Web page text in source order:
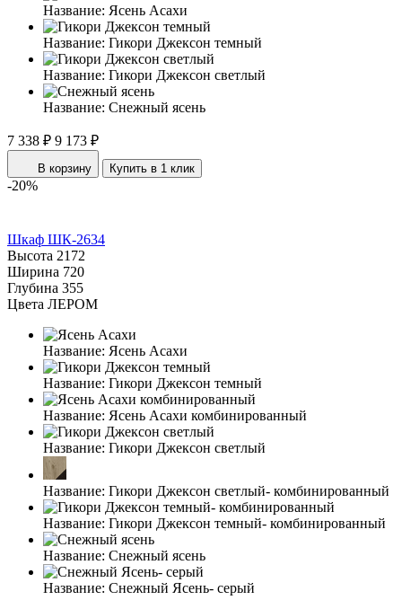
Название: Ясень Асахи
Название: Гикори Джексон темный
Название: Гикори Джексон светлый
Название: Снежный ясень
7 338 ₽ 9 173 ₽
В корзину Купить в 1 клик
-20%
Шкаф ШК-2634
Высота 2172
Ширина 720
Глубина 355
Цвета ЛЕРОМ
Название: Ясень Асахи
Название: Гикори Джексон темный
Название: Ясень Асахи комбинированный
Название: Гикори Джексон светлый
Название: Гикори Джексон светлый- комбинированный
Название: Гикори Джексон темный- комбинированный
Название: Снежный ясень
Название: Снежный Ясень- серый